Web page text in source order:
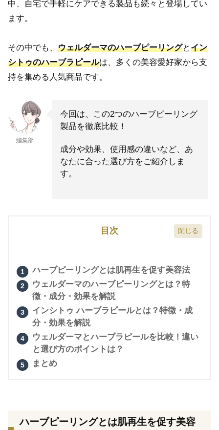
中、自宅で手軽にケアできる製品も続々と登場してい
ます。
その中でも、 ウェルダーマのハーブピーリングとイン
シトゥのハーブラピールは、多くの美容愛好家から支
持を集める人気商品です。
編集部
今回は、この2つのハーブピーリング
製品を徹底比較！
成分や効果、使用感の違いなど、あ
なたに合った選び方をご紹介しま
す。
目次
ハーブピーリングとは肌再生を促す美容法
ウェルダーマのハーブピーリングとは？特
徴・成分・効果を解説
インシトゥ ハーブラピールとは？特徴・成
分・効果を解説
ウェルダーマとハーブラピールを比較！違い
と選び方のポイントは？
まとめ
ハーブピーリングとは肌再生を促す美容